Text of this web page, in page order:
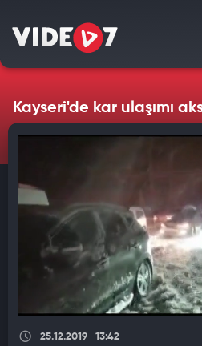
Kayseri'de kar ulaşımı
25.12.2019 13:42